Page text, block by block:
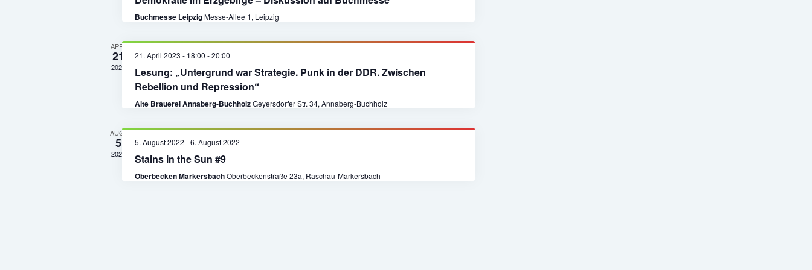
Buchmesse LeipzigMesse-Allee 1, Leipzig
APR.
21
2023
21. April 2023 - 18:00 -20:00
Lesung: „Untergrund war Strategie. Punk in der DDR. Zwischen
Rebellion und Repression“
Alte Brauerei Annaberg-BuchholzGeyersdorfer Str. 34, Annaberg-Buchholz
AUG.
5
2022
5. August 2022 -6. August 2022
Stains in the Sun #9
Oberbecken MarkersbachOberbeckenstraße 23a, Raschau-Markersbach